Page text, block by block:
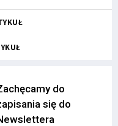
do
się do